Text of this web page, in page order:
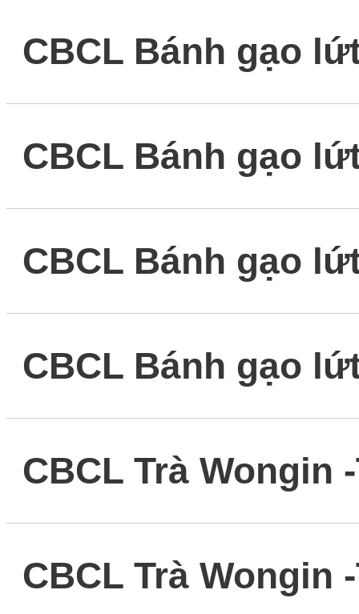
CBCL Bánh gạo
CBCL Bánh gạo
CBCL Bánh gạo
CBCL Bánh gạo
CBCL Trà Wongin
CBCL Trà Wongin